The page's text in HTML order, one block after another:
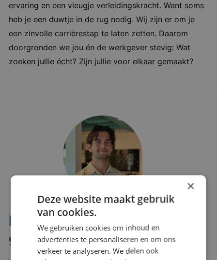
ervaring en een vleugje verleidingskracht. Want soms
heb je een duwtje in de rug nodig. Wij zijn er om je
een zinvolle carrièrestap te laten zetten. Daarom
doorgronden we jou én de werkgever stevig: Wat
zoeken jullie écht? Zijn jullie voor elkaar gemaakt?
Interesse? Benno helpt je
graag verder!
×
Deze website maakt gebruik
van cookies.
We gebruiken cookies om inhoud en
advertenties te personaliseren en om ons
verkeer te analyseren. We delen ook